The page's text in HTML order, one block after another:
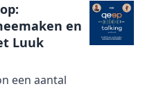
en
Luuk
een aantal